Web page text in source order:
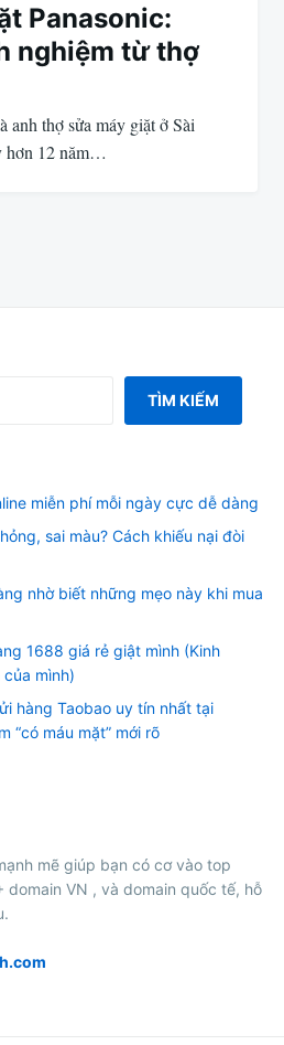
Panasonic:
nghiệm từ thợ
anh thợ sửa máy giặt ở Sài
hơn 12 năm…
TÌM KIẾM
miễn phí mỗi ngày cực dễ dàng
sai màu? Cách khiếu nại đòi
nhờ biết những mẹo này khi mua
1688 giá rẻ giật mình (Kinh
mình)
hàng Taobao uy tín nhất tại
“có máu mặt” mới rõ
mẽ giúp bạn có cơ vào top
domain VN , và domain quốc tế, hỗ